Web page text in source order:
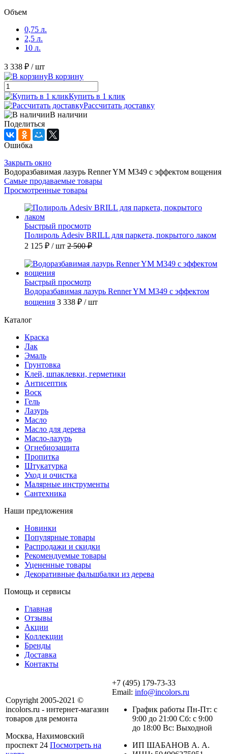
Объем
0,75 л.
2,5 л.
10 л.
3 338 ₽ / шт
В корзину
Купить в 1 клик
Рассчитать доставку
В наличии
Поделиться
Ошибка
Закрыть окно
Водоразбавимая лазурь Renner YM M349 с эффектом вощения
Самые продаваемые товары
Просмотренные товары
Быстрый просмотр
Полироль Adesiv BRILL для паркета, покрытого лаком
2 125 ₽ / шт 2 500 ₽
Быстрый просмотр
Водоразбавимая лазурь Renner YM M349 с эффектом
вощения 3 338 ₽ / шт
Каталог
Краска
Лак
Эмаль
Грунтовка
Клей, шпаклевки, герметики
Антисептик
Воск
Гель
Лазурь
Масло
Масло для дерева
Масло-лазурь
Огнебиозащита
Пропитка
Штукатурка
Уход и очистка
Малярные инструменты
Сантехника
Наши предложения
Новинки
Популярные товары
Распродажи и скидки
Рекомендуемые товары
Уцененные товары
Декоративные фальшбалки из дерева
Помощь и сервисы
Главная
Отзывы
Акции
Коллекции
Бренды
Доставка
Контакты
Copyright 2005-2021 ©
incolors.ru - интернет-магазин
товаров для ремонта
Москва, Нахимовский
проспект 24 Посмотреть на
+7 (495) 179-73-33
Email: info@incolors.ru
График работы Пн-Пт: с
9:00 до 21:00 Сб: с 9:00
до 18:00 Вс: Выходной
ИП ШАБАНОВ А. А.